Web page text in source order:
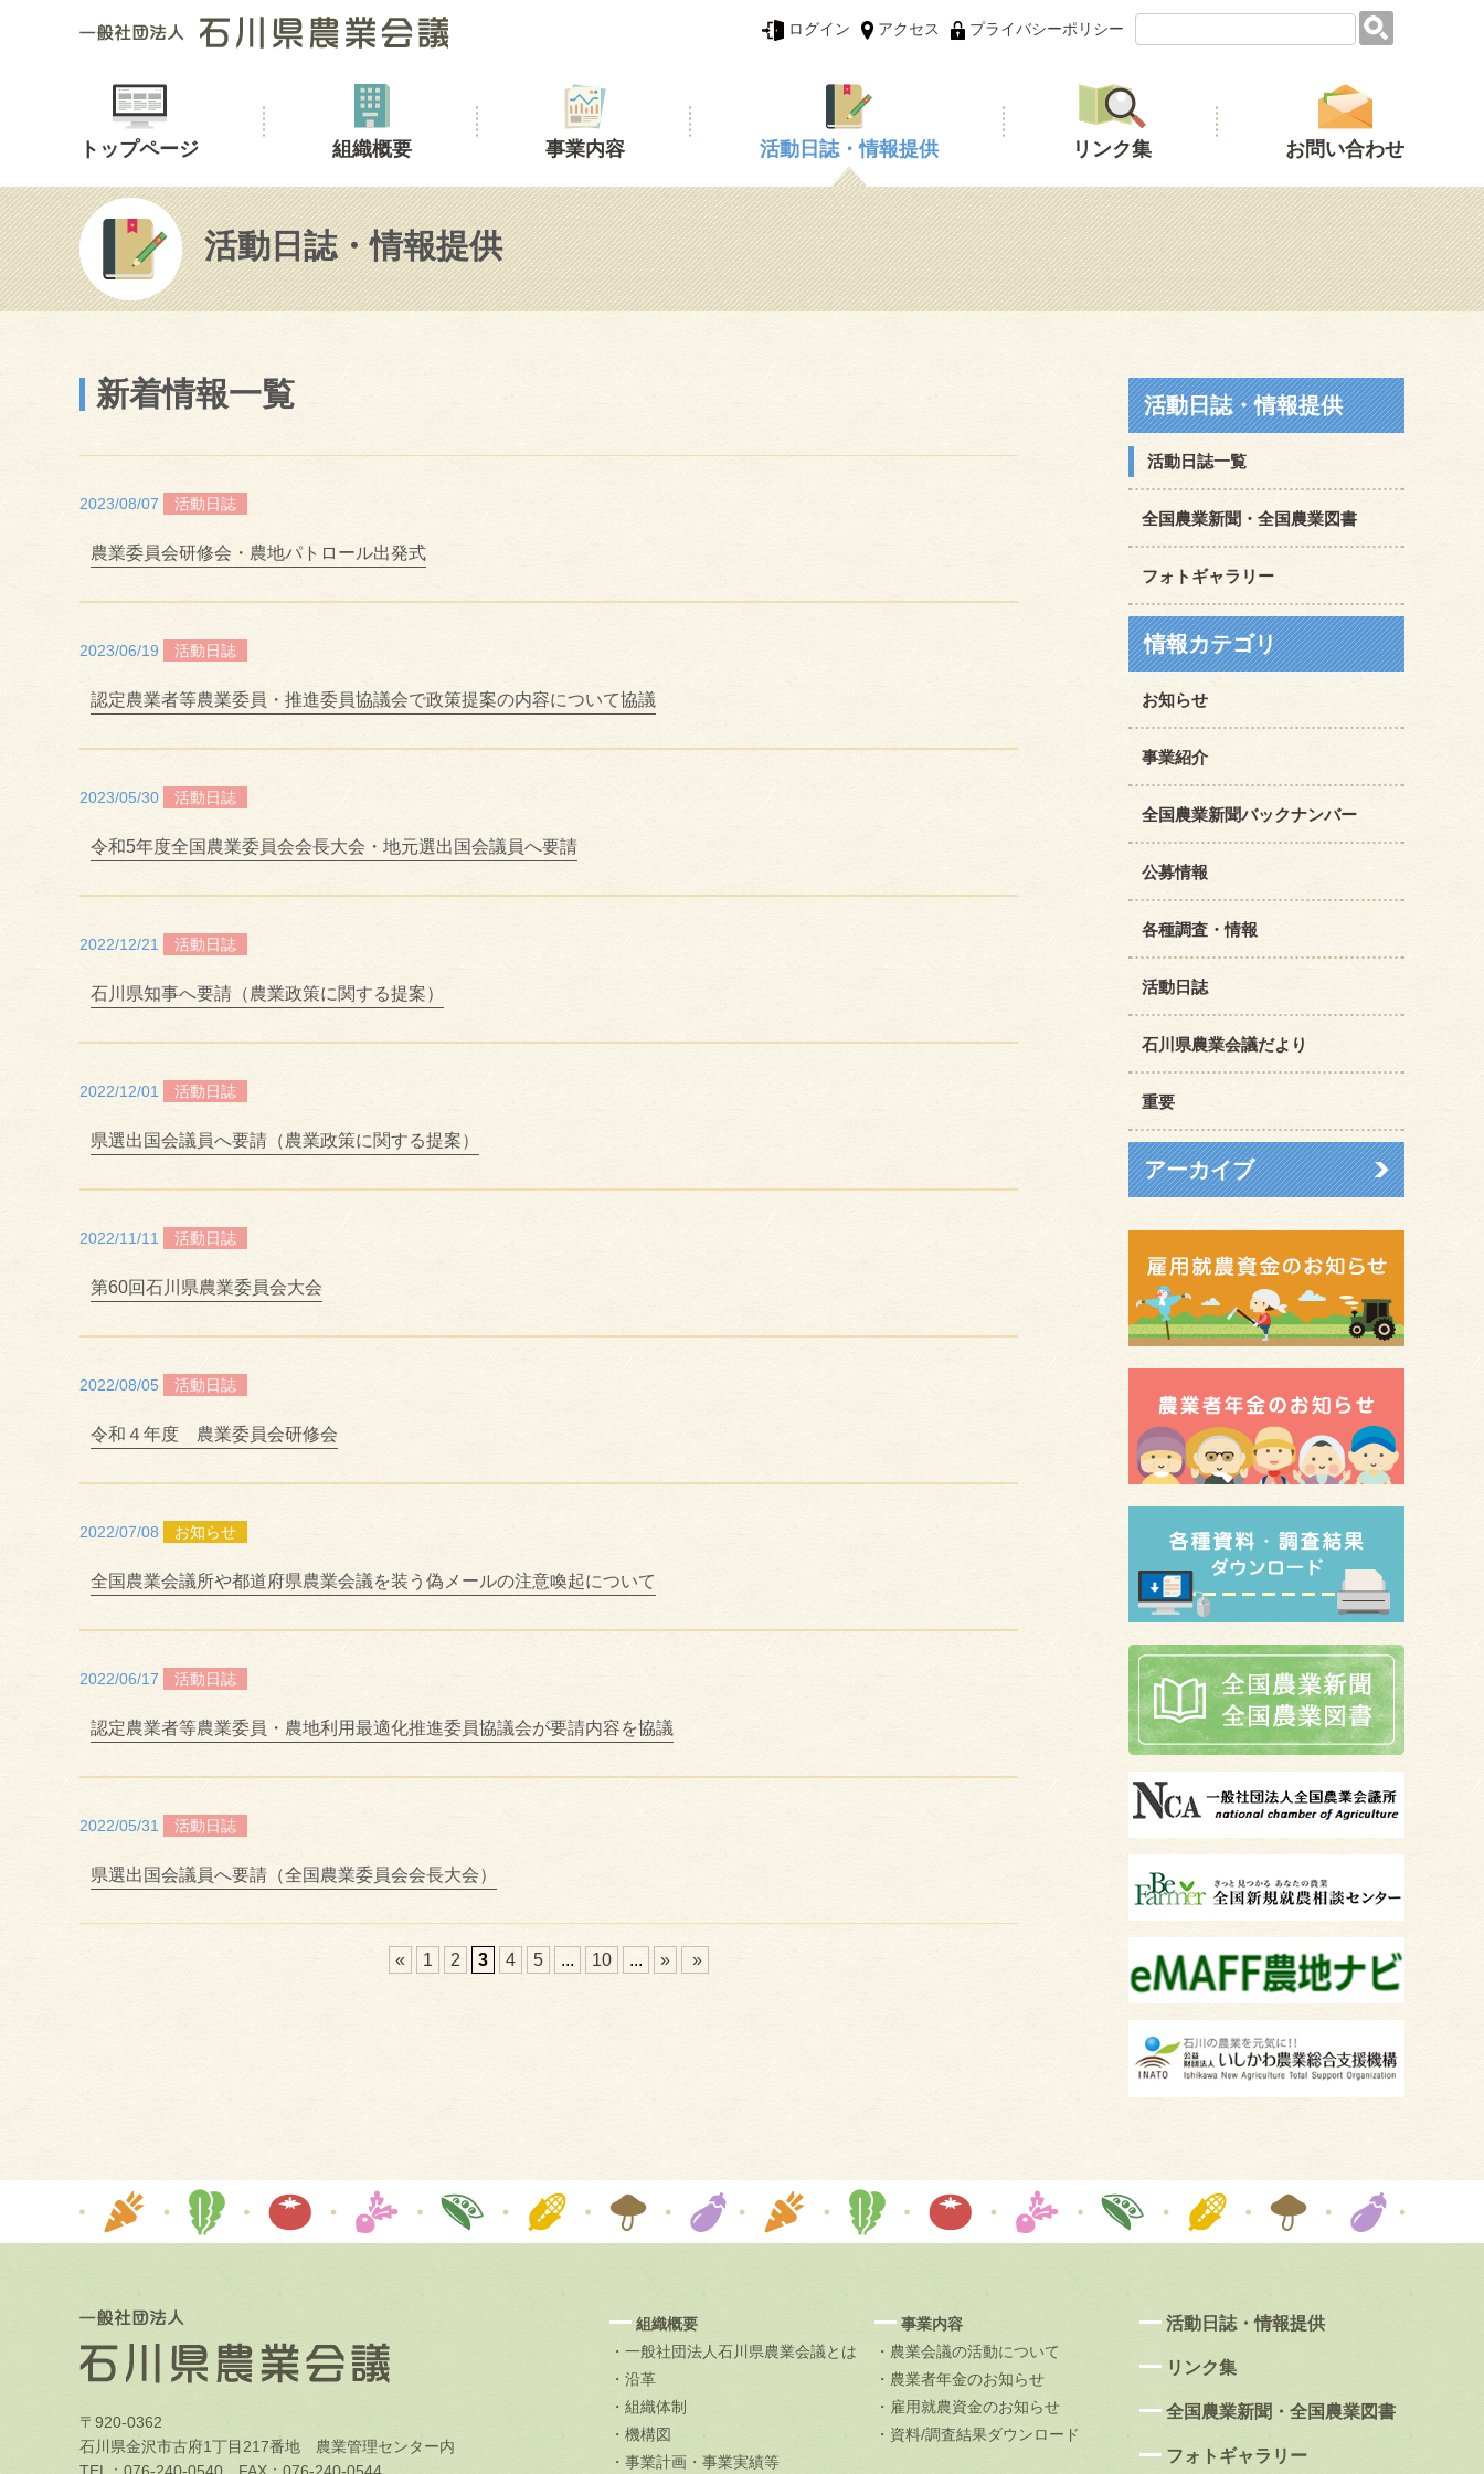
ログイン アクセス プライバシーポリシー
トップページ 組織概要 事業内容 活動日誌・情報提供 リンク集 お問い合わせ
活動日誌・情報提供
新着情報一覧
2023/08/07 活動日誌
農業委員会研修会・農地パトロール出発式
2023/06/19 活動日誌
認定農業者等農業委員・推進委員協議会で政策提案の内容について協議
2023/05/30 活動日誌
令和5年度全国農業委員会会長大会・地元選出国会議員へ要請
2022/12/21 活動日誌
石川県知事へ要請（農業政策に関する提案）
2022/12/01 活動日誌
県選出国会議員へ要請（農業政策に関する提案）
2022/11/11 活動日誌
第60回石川県農業委員会大会
2022/08/05 活動日誌
令和４年度 農業委員会研修会
2022/07/08 お知らせ
全国農業会議所や都道府県農業会議を装う偽メールの注意喚起について
2022/06/17 活動日誌
認定農業者等農業委員・農地利用最適化推進委員協議会が要請内容を協議
2022/05/31 活動日誌
県選出国会議員へ要請（全国農業委員会会長大会）
« 1 2 3 4 5 ... 10 ... » »
活動日誌・情報提供
活動日誌一覧
全国農業新聞・全国農業図書
フォトギャラリー
情報カテゴリ
お知らせ
事業紹介
全国農業新聞バックナンバー
公募情報
各種調査・情報
活動日誌
石川県農業会議だより
重要
アーカイブ
〒920-0362
石川県金沢市古府1丁目217番地 農業管理センター内
組織概要
・一般社団法人石川県農業会議とは
・沿革
・組織体制
・機構図
・事業計画・事業実績等
事業内容
・農業会議の活動について
・農業者年金のお知らせ
・雇用就農資金のお知らせ
・資料/調査結果ダウンロード
活動日誌・情報提供
リンク集
全国農業新聞・全国農業図書
フォトギャラリー